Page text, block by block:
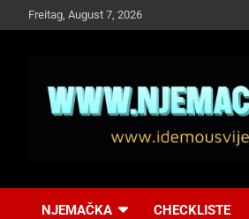
to
Freitag, August 7, 2026
Idemo u
NJEMAČKA CHECKLISTE